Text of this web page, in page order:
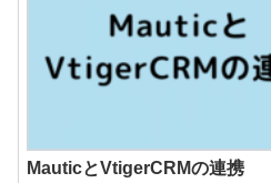
MauticとVtigerCRMの連携